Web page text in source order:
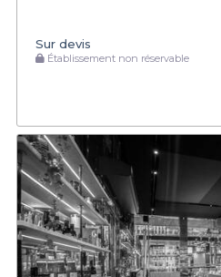
Sur devis
Établissement non réservable